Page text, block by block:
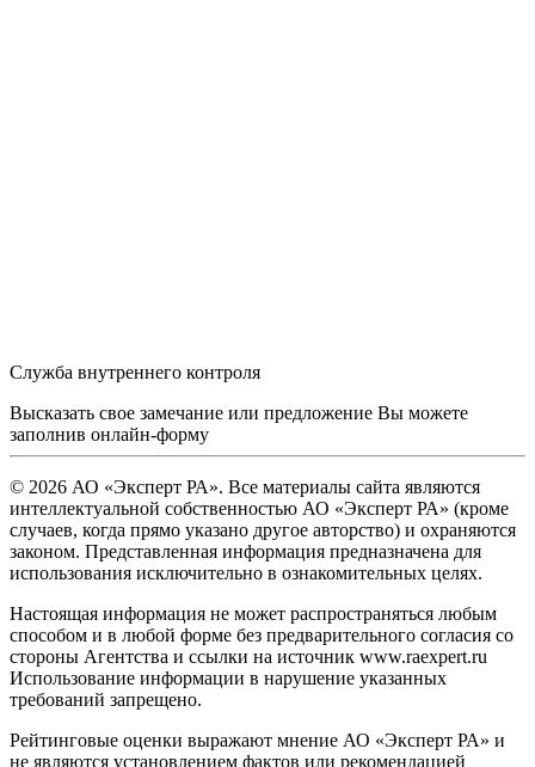
Служба внутреннего контроля
Высказать свое замечание или предложение Вы можете
заполнив онлайн-форму
© 2026 АО «Эксперт РА». Все материалы сайта являются
интеллектуальной собственностью АО «Эксперт РА» (кроме
случаев, когда прямо указано другое авторство) и охраняются
законом. Представленная информация предназначена для
использования исключительно в ознакомительных целях.
Настоящая информация не может распространяться любым
способом и в любой форме без предварительного согласия со
стороны Агентства и ссылки на источник www.raexpert.ru
Использование информации в нарушение указанных
требований запрещено.
Рейтинговые оценки выражают мнение АО «Эксперт РА» и
не являются установлением фактов или рекомендацией